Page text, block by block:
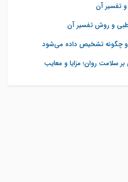
تفسیر آن
و روش تفسیر آن
چگونه تشخیص داده می‌شود
سلامت روان؛ مزایا و معایب